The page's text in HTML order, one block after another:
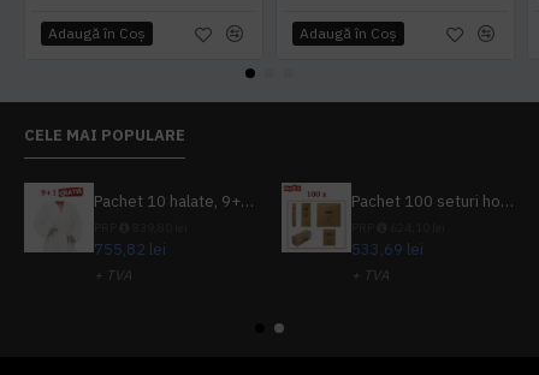
Adaugă în Coş Adaugă în Coş
CELE MAI POPULARE
Pachet 10 halate, 9+1 gratuit
755,82 lei
+ TVA
Pachet 100 seturi hoteliere, set dentar, set barbierit, casca de dus, pila unghii, set cusut
533,69 lei
+ TVA